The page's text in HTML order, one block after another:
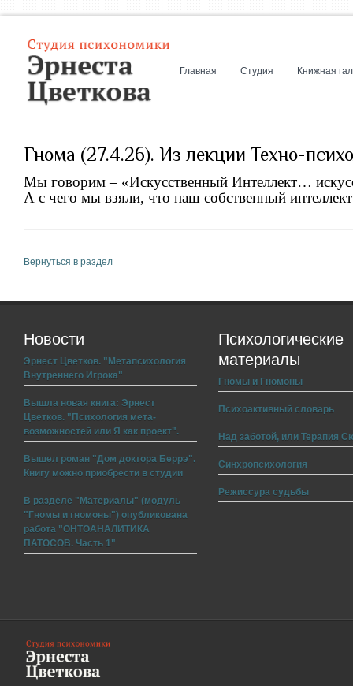
Главная Студия Книжная
Гнома (27.4.26). Из лекции Техно-
Мы говорим – «Искусственный Интеллект…
А с чего мы взяли, что наш собственный
Вернуться в раздел
Новости
Эрнест Цветков. "Метапсихология
Внутреннего Игрока"
Вышла новая книга: Эрнест
Цветков. "Психология мета-
возможностей или Я как проект".
Вышел роман "Дом доктора Беррэ".
Книгу можно приобрести в студии
В разделе "Материалы" (модуль
"Гномы и гномоны") опубликована
работа "ОНТОАНАЛИТИКА
ПАТОСОВ. Часть 1"
Психологические
материалы
Гномы и Гномоны
Психоактивный словарь
Над заботой, или Терапия
Синхропсихология
Режиссура судьбы